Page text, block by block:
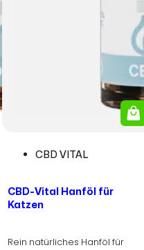
CBD VITAL
CBD-Vital Hanföl für
Katzen
Rein natürliches Hanföl für